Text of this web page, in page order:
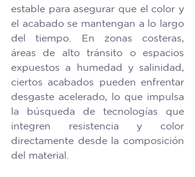
estable para asegurar que el color y
el acabado se mantengan a lo largo
del tiempo. En zonas costeras,
áreas de alto tránsito o espacios
expuestos a humedad y salinidad,
ciertos acabados pueden enfrentar
desgaste acelerado, lo que impulsa
la búsqueda de tecnologías que
integren resistencia y color
directamente desde la composición
del material.